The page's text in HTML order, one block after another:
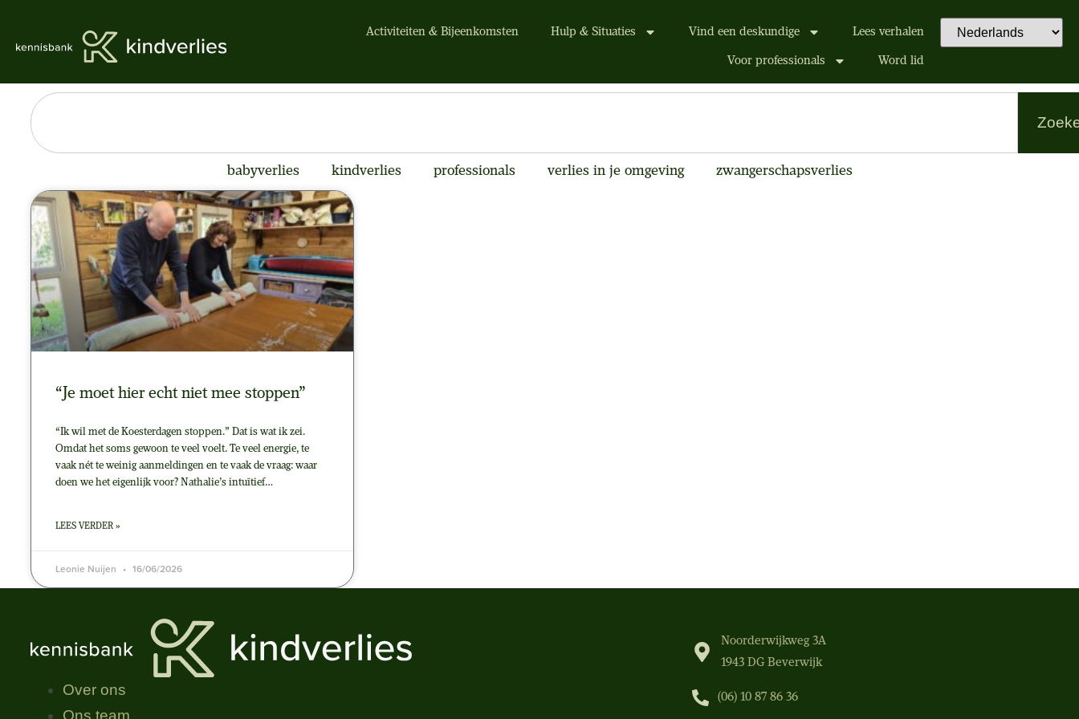
Activiteiten & Bijeenkomsten Hulp & Situaties Vind een deskundige Lees verhalen
Voor professionals Word lid
babyverlies kindverlies professionals verlies in je omgeving zwangerschapsverlies
“Je moet hier echt niet mee stoppen”
“Ik wil met de Koesterdagen stoppen.” Dat is wat ik zei.
Omdat het soms gewoon te veel voelt. Te veel energie, te
vaak nét te weinig aanmeldingen en te vaak de vraag: waar
doen we het eigenlijk voor? Nathalie’s intuïtief…
LEES VERDER »
Leonie Nuijen 16/06/2026
Over ons
Ons team
Noorderwijkweg 3A
1943 DG Beverwijk
(06) 10 87 86 36‬